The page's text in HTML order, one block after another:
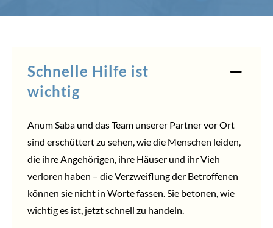
Schnelle Hilfe ist
wichtig
Anum Saba und das Team unserer Partner vor Ort
sind erschüttert zu sehen, wie die Menschen leiden,
die ihre Angehörigen, ihre Häuser und ihr Vieh
verloren haben – die Verzweiflung der Betroffenen
können sie nicht in Worte fassen. Sie betonen, wie
wichtig es ist, jetzt schnell zu handeln.